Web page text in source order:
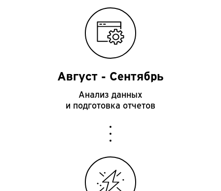
Август - Сентябрь
Анализ данных
и подготовка отчетов